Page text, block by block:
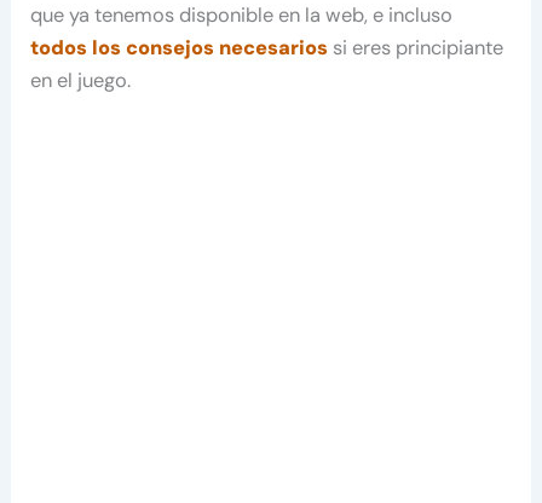
que ya tenemos disponible en la web, e incluso
todos los consejos necesarios si eres principiante
en el juego.